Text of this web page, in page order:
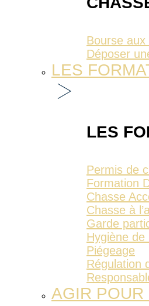
Bourse
Déposer
LES
LES
Permis de
Formation
Chasse
Chasse à
Garde
Hygiène de
Piégeage
Régulation
AGIR POUR